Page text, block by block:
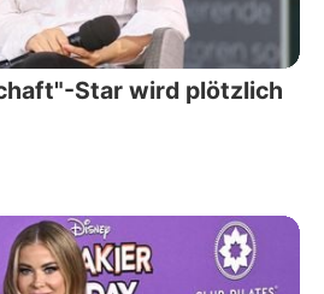
Star wird plötzlich